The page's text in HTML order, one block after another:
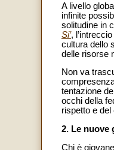
A livello
infinite
solitudine in
Si’,
cultura dello
delle risorse
Non va
tentazione
occhi della
rispetto e del
2. Le nuove
Chi è